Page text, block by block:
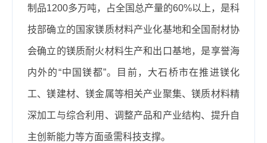
制品1200多万吨，占全国总产量的60%以上，是科
技部确立的国家镁质材料产业化基地和全国耐材协
会确立的镁质耐火材料生产和出口基地，是享誉海
内外的“中国镁都”。目前，大石桥市在推进镁化
工、镁建材、镁金属等相关产业聚集、镁质材料精
深加工与综合利用、调整产品和产业结构、提升自
主创新能力等方面亟需科技支撑。